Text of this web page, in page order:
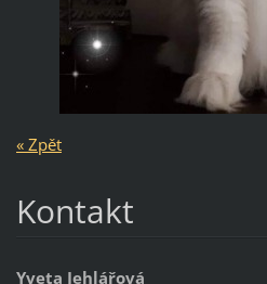
« Zpět
Kontakt
Yveta Jehlářová